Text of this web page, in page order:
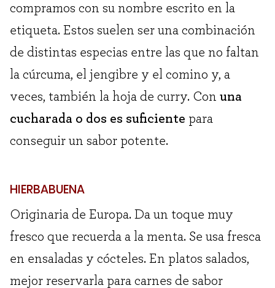
compramos con su nombre escrito en la
etiqueta. Estos suelen ser una combinación
de distintas especias entre las que no faltan
la cúrcuma, el jengibre y el comino y, a
veces, también la hoja de curry. Con una
cucharada o dos es suficiente para
conseguir un sabor potente.
HIERBABUENA
Originaria de Europa. Da un toque muy
fresco que recuerda a la menta. Se usa fresca
en ensaladas y cócteles. En platos salados,
mejor reservarla para carnes de sabor